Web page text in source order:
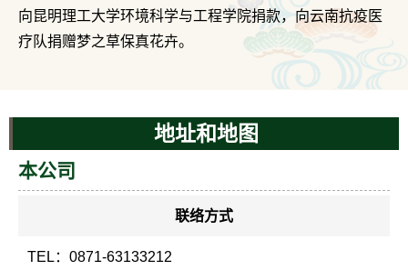
向昆明理工大学环境科学与工程学院捐款，向云南抗疫医
疗队捐赠梦之草保真花卉。
地址和地图
本公司
联络方式
TEL：0871-63133212